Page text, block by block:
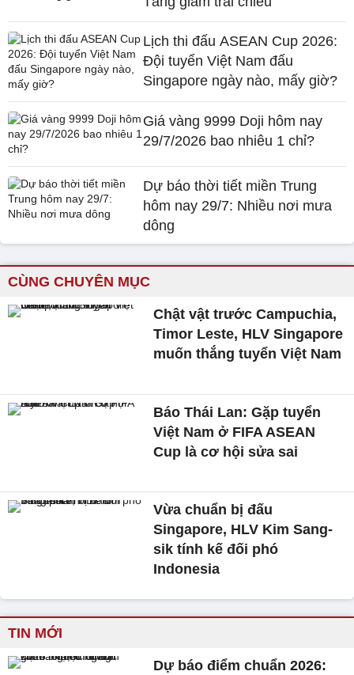
Lịch thi đấu ASEAN Cup 2026:
Đội tuyển Việt Nam đấu
Singapore ngày nào, mấy giờ?
Giá vàng 9999 Doji hôm nay
29/7/2026 bao nhiêu 1 chỉ?
Dự báo thời tiết miền Trung
hôm nay 29/7: Nhiều nơi mưa
dông
CÙNG CHUYÊN MỤC
Chật vật trước Campuchia,
Timor Leste, HLV Singapore
muốn thắng tuyển Việt Nam
Báo Thái Lan: Gặp tuyển
Việt Nam ở FIFA ASEAN
Cup là cơ hội sửa sai
Vừa chuẩn bị đấu
Singapore, HLV Kim Sang-
sik tính kế đối phó
Indonesia
TIN MỚI
Dự báo điểm chuẩn 2026: